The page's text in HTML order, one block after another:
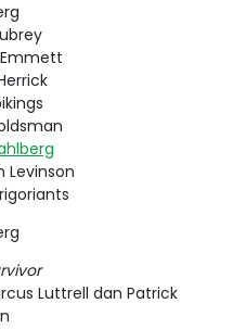
Levinson
Luttrell dan Patrick